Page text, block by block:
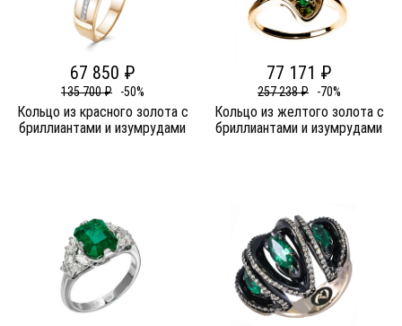
67 850 ₽
135 700 ₽ -50%
Кольцо из красного золота c
бриллиантами и изумрудами
77 171 ₽
257 238 ₽ -70%
Кольцо из желтого золота c
бриллиантами и изумрудами